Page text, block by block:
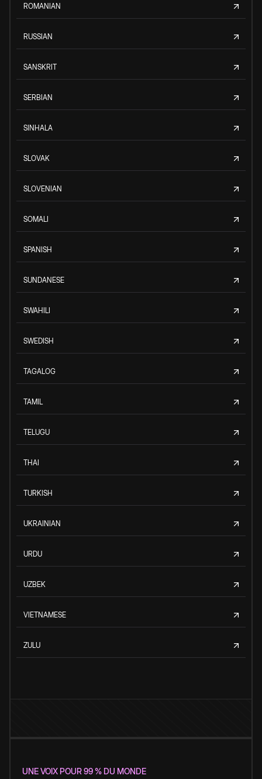
ROMANIAN
RUSSIAN
SANSKRIT
SERBIAN
SINHALA
SLOVAK
SLOVENIAN
SOMALI
SPANISH
SUNDANESE
SWAHILI
SWEDISH
TAGALOG
TAMIL
TELUGU
THAI
TURKISH
UKRAINIAN
URDU
UZBEK
VIETNAMESE
ZULU
UNE VOIX POUR 99 % DU MONDE